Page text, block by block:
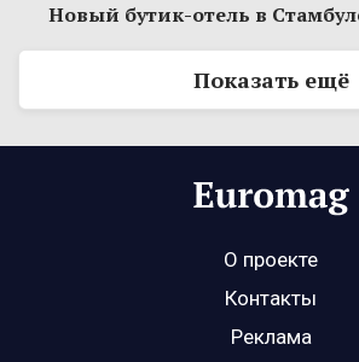
Новый бутик-отель в
Показать ещё
О проекте
Контакты
Реклама